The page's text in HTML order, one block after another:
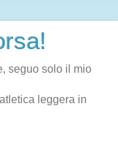
seguo solo il mio
leggera in